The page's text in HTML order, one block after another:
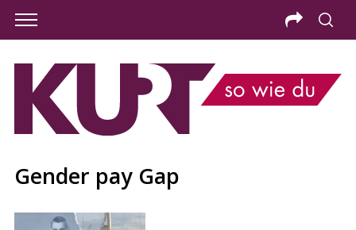
Gender pay Gap